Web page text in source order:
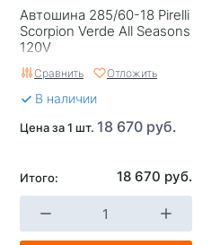
Hakka Guarantee
Автошина 285/60-18 Pirelli
Scorpion Verde All Seasons
120V
Сравнить Отложить
В наличии
Цена за 1 шт. 18 670 руб.
Итого: 18 670 руб.